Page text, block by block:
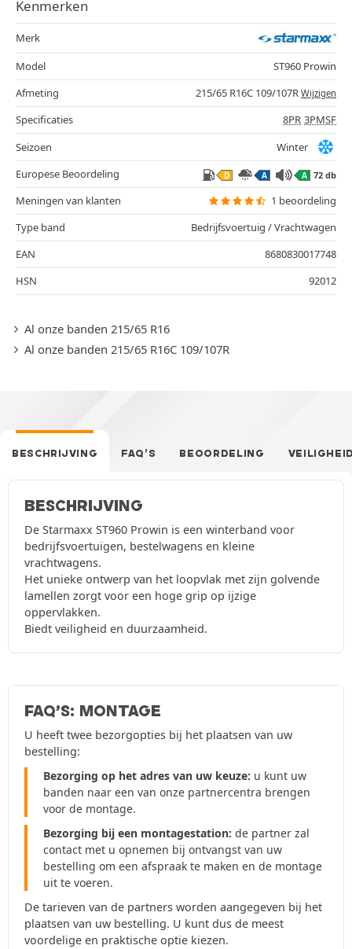
Kenmerken
Merk
Model
ST960 Prowin
Afmeting
215/65 R16C 109/107R Wijzigen
Specificaties 8PR 3PMSF
Seizoen
Winter
Europese Beoordeling
D A A 72 db
Meningen van klanten
1 beoordeling
Type band
Bedrijfsvoertuig / Vrachtwagen
EAN
8680830017748
HSN
92012
Al onze banden 215/65 R16
Al onze banden 215/65 R16C 109/107R
BESCHRIJVING FAQ’S BEOORDELING
BESCHRIJVING
De Starmaxx ST960 Prowin is een winterband voor
bedrijfsvoertuigen, bestelwagens en kleine
vrachtwagens.
Het unieke ontwerp van het loopvlak met zijn golvende
lamellen zorgt voor een hoge grip op ijzige
oppervlakken.
Biedt veiligheid en duurzaamheid.
FAQ’S: MONTAGE
U heeft twee bezorgopties bij het plaatsen van uw
bestelling:
Bezorging op het adres van uw keuze: u kunt uw
banden naar een van onze partnercentra brengen
voor de montage.
Bezorging bij een montagestation: de partner zal
contact met u opnemen bij ontvangst van uw
bestelling om een afspraak te maken en de montage
uit te voeren.
De tarieven van de partners worden aangegeven bij het
plaatsen van uw bestelling. U kunt dus de meest
voordelige en praktische optie kiezen.